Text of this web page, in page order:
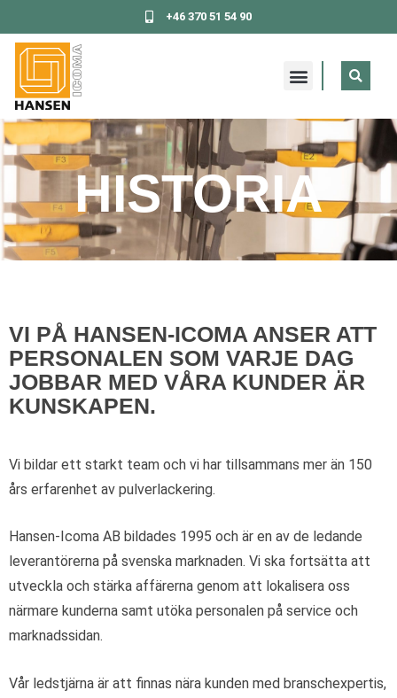
til
indholdet
+46 370 51 54 90
HISTORIA
VI PÅ HANSEN-ICOMA ANSER ATT
PERSONALEN SOM VARJE DAG
JOBBAR MED VÅRA KUNDER ÄR
KUNSKAPEN.
Vi bildar ett starkt team och vi har tillsammans mer än 150
års erfarenhet av pulverlackering.
Hansen-Icoma AB bildades 1995 och är en av de ledande
leverantörerna på svenska marknaden. Vi ska fortsätta att
utveckla och stärka affärerna genom att lokalisera oss
närmare kunderna samt utöka personalen på service och
marknadssidan.
Vår ledstjärna är att finnas nära kunden med branschexpertis,